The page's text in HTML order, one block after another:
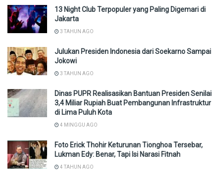
13 Night Club Terpopuler yang Paling Digemari di
Jakarta
3 TAHUN AGO
Julukan Presiden Indonesia dari Soekarno Sampai
Jokowi
3 TAHUN AGO
Dinas PUPR Realisasikan Bantuan Presiden Senilai
3,4 Miliar Rupiah Buat Pembangunan Infrastruktur
di Lima Puluh Kota
4 MINGGU AGO
Foto Erick Thohir Keturunan Tionghoa Tersebar,
Lukman Edy: Benar, Tapi Isi Narasi Fitnah
4 TAHUN AGO